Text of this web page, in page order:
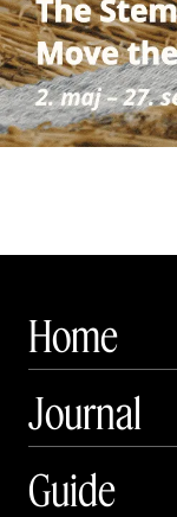
Home
Journal
Guide